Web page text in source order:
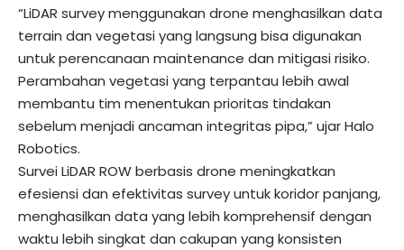
“LiDAR surveymenggunakan drone menghasilkan data
terrain dan vegetasi yang langsung bisa digunakan
untuk perencanaan maintenance dan mitigasi risiko.
Perambahan vegetasi yang terpantau lebih awal
membantu tim menentukan prioritas tindakan
sebelum menjadi ancaman integritas pipa,” ujarHalo
Robotics.
Survei LiDAR ROW berbasis drone meningkatkan
efesiensi dan efektivitas survey untuk koridor panjang,
menghasilkan data yang lebih komprehensif dengan
waktu lebih singkat dan cakupan yang konsisten